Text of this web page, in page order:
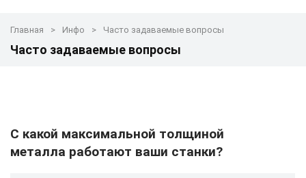
Главная Инфо Часто задаваемые вопросы
Часто задаваемые вопросы
С какой максимальной толщиной
металла работают ваши станки?